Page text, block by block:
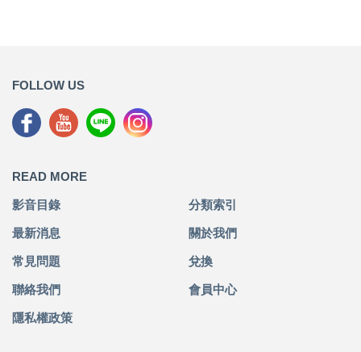
FOLLOW US
READ MORE
影音目錄 分類索引
最新消息 關於我們
常見問題 兌換
聯絡我們 會員中心
隱私權政策